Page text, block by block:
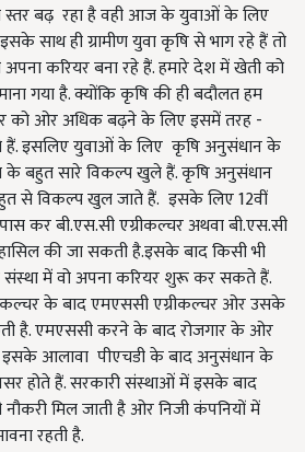
स्तर बढ़ रहा है वही आज के युवाओं के लिए
साथ ही ग्रामीण युवा कृषि से भाग रहे हैं तो
करियर बना रहे हैं. हमारे देश में खेती को
गया है. क्योंकि कृषि की ही बदौलत हम
को ओर अधिक बढ़ने के लिए इसमें तरह -
हैं. इसलिए युवाओं के लिए कृषि अनुसंधान के
के बहुत सारे विकल्प खुले हैं. कृषि अनुसंधान
से विकल्प खुल जाते हैं. इसके लिए 12वीं
कर बी.एस.सी एग्रीकल्चर अथवा बी.एस.सी
हासिल की जा सकती है.इसके बाद किसी भी
संस्था में वो अपना करियर शुरू कर सकते हैं.
के बाद एमएससी एग्रीकल्चर ओर उसके
है. एमएससी करने के बाद रोजगार के ओर
आलावा पीएचडी के बाद अनुसंधान के
होते हैं. सरकारी संस्थाओं में इसके बाद
मिल जाती है ओर निजी कंपनियों में
रहती है.